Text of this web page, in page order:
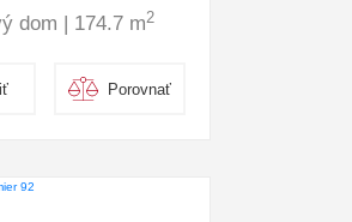
dom | 174.7 m2
Porovnať